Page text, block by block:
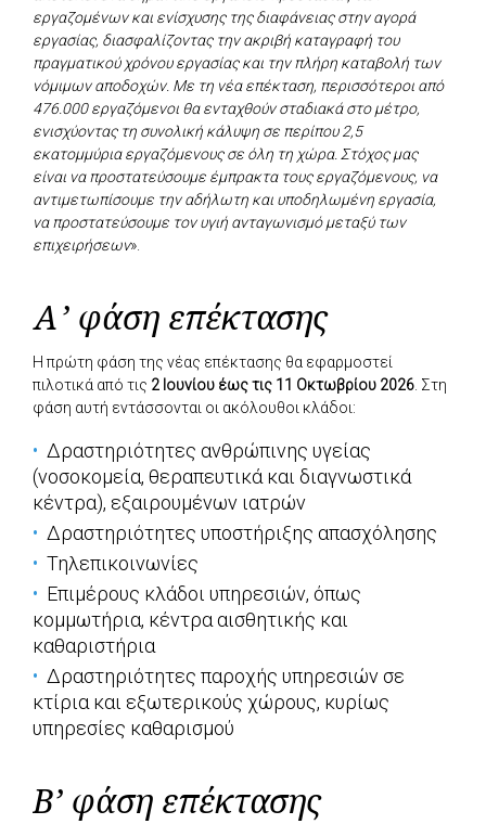
εργαζομένων και ενίσχυσης της διαφάνειας στην αγορά
εργασίας, διασφαλίζοντας την ακριβή καταγραφή του
πραγματικού χρόνου εργασίας και την πλήρη καταβολή των
νόμιμων αποδοχών. Με τη νέα επέκταση, περισσότεροι από
476.000 εργαζόμενοι θα ενταχθούν σταδιακά στο μέτρο,
ενισχύοντας τη συνολική κάλυψη σε περίπου 2,5
εκατομμύρια εργαζόμενους σε όλη τη χώρα. Στόχος μας
είναι να προστατεύσουμε έμπρακτα τους εργαζόμενους, να
αντιμετωπίσουμε την αδήλωτη και υποδηλωμένη εργασία,
να προστατεύσουμε τον υγιή ανταγωνισμό μεταξύ των
επιχειρήσεων».
Α’ φάση επέκτασης
Η πρώτη φάση της νέας επέκτασης θα εφαρμοστεί
πιλοτικά από τις 2 Ιουνίου έως τις 11 Οκτωβρίου 2026 . Στη
φάση αυτή εντάσσονται οι ακόλουθοι κλάδοι:
Δραστηριότητες ανθρώπινης υγείας
(νοσοκομεία, θεραπευτικά και διαγνωστικά
κέντρα), εξαιρουμένων ιατρών
Δραστηριότητες υποστήριξης απασχόλησης
Τηλεπικοινωνίες
Επιμέρους κλάδοι υπηρεσιών, όπως
κομμωτήρια, κέντρα αισθητικής και
καθαριστήρια
Δραστηριότητες παροχής υπηρεσιών σε
κτίρια και εξωτερικούς χώρους, κυρίως
υπηρεσίες καθαρισμού
Β’ φάση επέκτασης